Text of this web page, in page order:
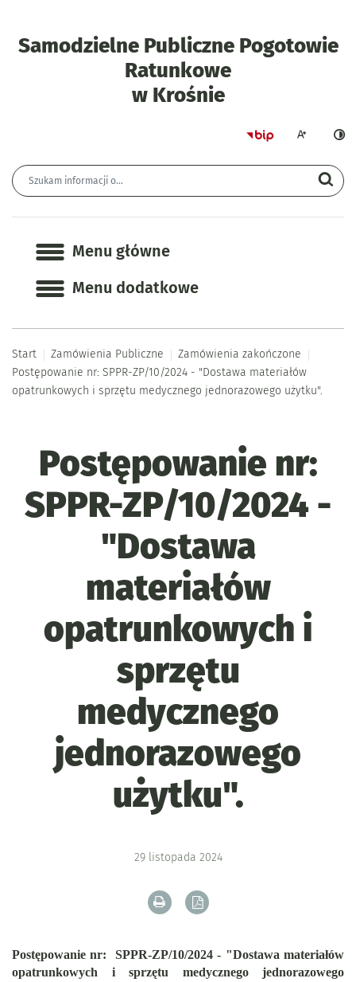
Samodzielne Publiczne Pogotowie
Ratunkowe
w Krośnie-
StronaWiększa
Wyszukiwarka
Menu główne
Menu główne
Menu dodatkowe
Start Zamówienia Publiczne
Zamówienia zakończone
Postępowanie nr: SPPR-ZP/10/2024 - "Dostawa materiałów
opatrunkowych i sprzętu medycznego jednorazowego użytku".
Postępowanie nr:
SPPR-ZP/10/2024 -
"Dostawa
materiałów
opatrunkowych i
sprzętu
medycznego
jednorazowego
użytku".
29 listopada 2024
Drukuj zawartość bieżącej strony
Zapisz tekst bieżącej
Postępowanie nr: SPPR-ZP/10/2024 - "Dostawa materiałów
opatrunkowych i sprzętu medycznego jednorazowego